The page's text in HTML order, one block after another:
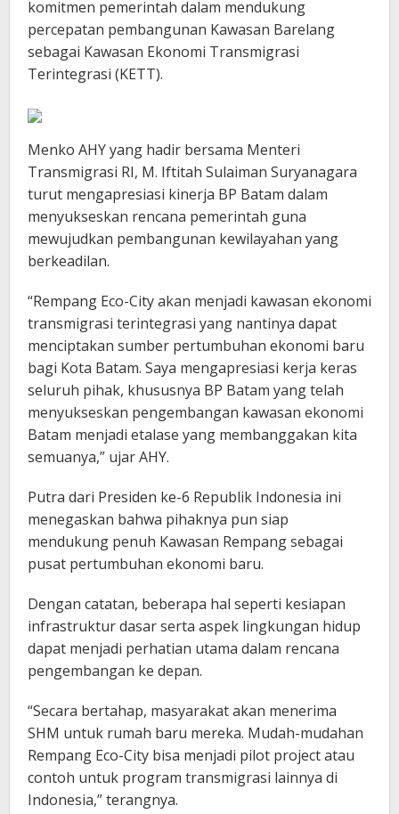
komitmen pemerintah dalam mendukung
percepatan pembangunan Kawasan Barelang
sebagai Kawasan Ekonomi Transmigrasi
Terintegrasi (KETT).
Menko AHY yang hadir bersama Menteri
Transmigrasi RI, M. Iftitah Sulaiman Suryanagara
turut mengapresiasi kinerja BP Batam dalam
menyukseskan rencana pemerintah guna
mewujudkan pembangunan kewilayahan yang
berkeadilan.
“Rempang Eco-City akan menjadi kawasan ekonomi
transmigrasi terintegrasi yang nantinya dapat
menciptakan sumber pertumbuhan ekonomi baru
bagi Kota Batam. Saya mengapresiasi kerja keras
seluruh pihak, khususnya BP Batam yang telah
menyukseskan pengembangan kawasan ekonomi
Batam menjadi etalase yang membanggakan kita
semuanya,” ujar AHY.
Putra dari Presiden ke-6 Republik Indonesia ini
menegaskan bahwa pihaknya pun siap
mendukung penuh Kawasan Rempang sebagai
pusat pertumbuhan ekonomi baru.
Dengan catatan, beberapa hal seperti kesiapan
infrastruktur dasar serta aspek lingkungan hidup
dapat menjadi perhatian utama dalam rencana
pengembangan ke depan.
“Secara bertahap, masyarakat akan menerima
SHM untuk rumah baru mereka. Mudah-mudahan
Rempang Eco-City bisa menjadi pilot project atau
contoh untuk program transmigrasi lainnya di
Indonesia,” terangnya.